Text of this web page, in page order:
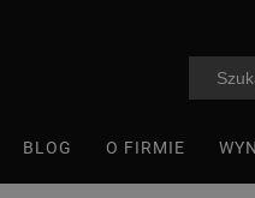
BLOG O FIRMIE